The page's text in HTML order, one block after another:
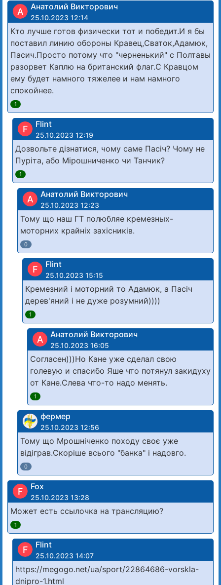
А Анатолий Викторович
25.10.2023 12:14
Кто лучше готов физически тот и победит.И я бы
поставил линию обороны Кравец,Сваток,Адамюк,
Пасич.Просто потому что "черненький" с Полтавы
разорвет Каплю на британский флаг.С Кравцом
ему будет намного тяжелее и нам намного
спокойнее.
1
F Flint
25.10.2023 12:19
Дозвольте дізнатися, чому саме Пасіч? Чому не
Пуріта, або Мірошниченко чи Танчик?
1
А Анатолий Викторович
25.10.2023 12:23
Тому що наш ГТ полюбляе кремезных-
моторних крайнiх захiсникiв.
0
F Flint
25.10.2023 15:15
Кремезний і моторний то Адамюк, а Пасіч
дерев'яний і не дуже розумний))))
1
А Анатолий Викторович
25.10.2023 16:05
Согласен)))Но Кане уже сделал свою
голевую и спасибо Яше что потянул закидуху
от Кане.Слева что-то надо менять.
1
фермер
25.10.2023 12:56
Тому що Мрошніченко походу своє уже
відіграв.Скоріше всього "банка" і надовго.
0
F Fox
25.10.2023 13:28
Может есть ссылочка на трансляцию?
1
F Flint
25.10.2023 14:07
https://megogo.net/ua/sport/22864686-vorskla-
dnipro-1.html